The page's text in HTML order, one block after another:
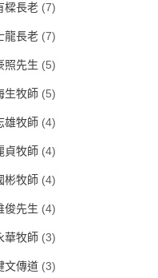
樑長老 (7)
龍長老 (7)
照先生 (5)
生牧師 (5)
雄牧師 (4)
貞牧師 (4)
彬牧師 (4)
俊先生 (4)
華牧師 (3)
文傳道 (3)